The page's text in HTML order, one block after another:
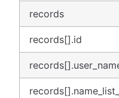
records
records[].id